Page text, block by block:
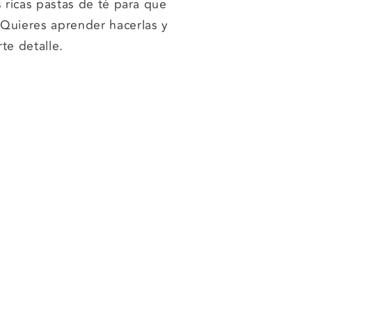
ricas pastas de té para que
aprender hacerlas y
detalle.